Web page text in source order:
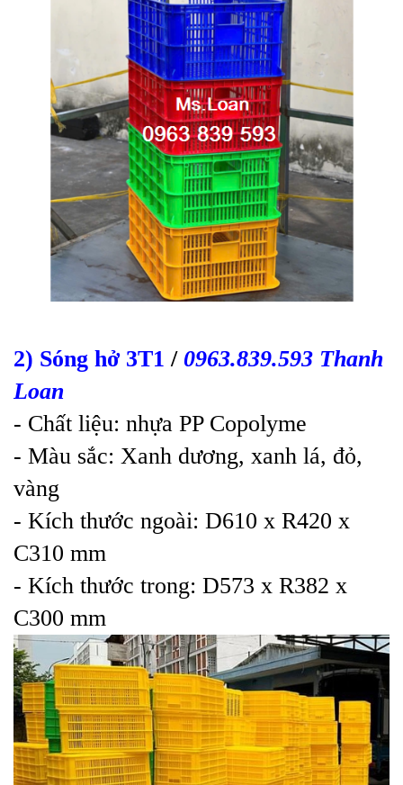
2) Sóng hở 3T1 / 0963.839.593 Thanh
Loan
- Chất liệu: nhựa PP Copolyme
- Màu sắc: Xanh dương, xanh lá, đỏ,
vàng
- Kích thước ngoài: D610 x R420 x
C310 mm
- Kích thước trong: D573 x R382 x
C300 mm